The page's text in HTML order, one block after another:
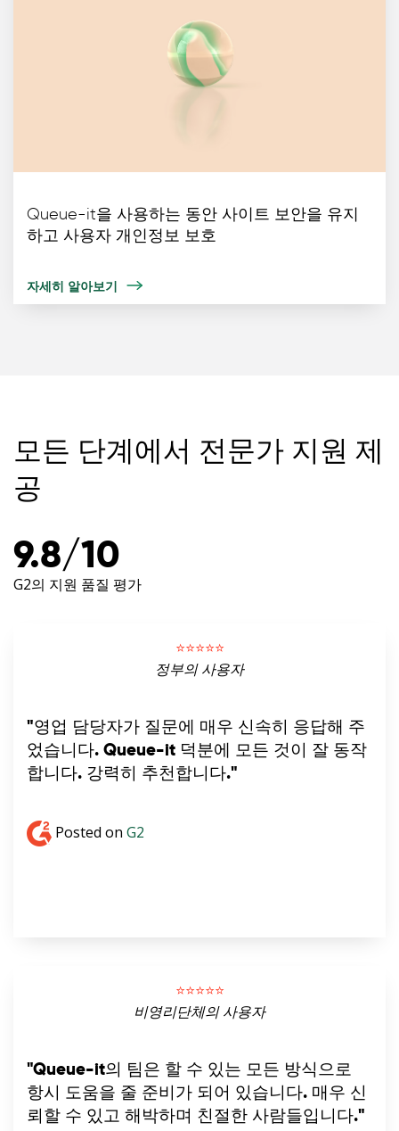
Queue-it을 사용하는 동안 사이트 보안을 유지
하고 사용자 개인정보 보호
자세히 알아보기
모든 단계에서 전문가 지원 제
공
9.8/10
G2의 지원 품질 평가
⭐️⭐️⭐️⭐️⭐️
정부의 사용자
"영업 담당자가 질문에 매우 신속히 응답해 주
었습니다. Queue-it 덕분에 모든 것이 잘 동작
합니다. 강력히 추천합니다."
Posted on G2
⭐️⭐️⭐️⭐️⭐️
비영리단체의 사용자
"Queue-it의 팀은 할 수 있는 모든 방식으로
항시 도움을 줄 준비가 되어 있습니다. 매우 신
뢰할 수 있고 해박하며 친절한 사람들입니다."